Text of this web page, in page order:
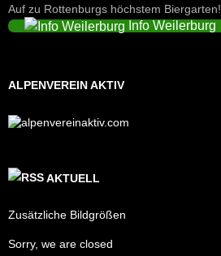
Auf zu Rottenburgs höchstem Biergarten!
Info Weilerburg
ALPENVEREIN AKTIV
AKTUELL
Zusätzliche Bildgrößen
Sorry, we are closed